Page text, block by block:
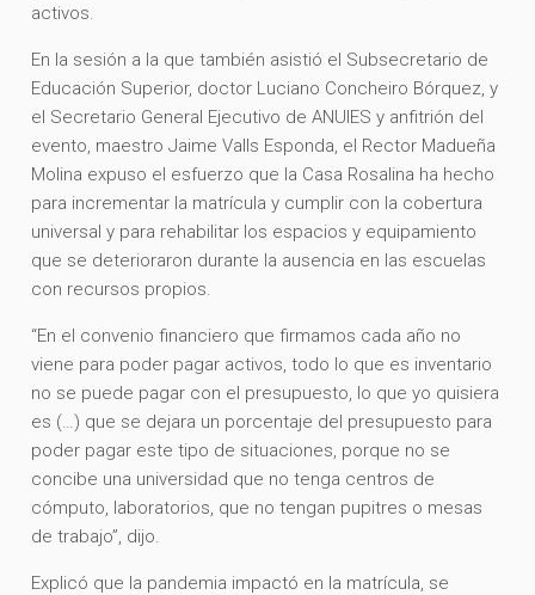
activos.
En la sesión a la que también asistió el Subsecretario de
Educación Superior, doctor Luciano Concheiro Bórquez, y
el Secretario General Ejecutivo de ANUIES y anfitrión del
evento, maestro Jaime Valls Esponda, el Rector Madueña
Molina expuso el esfuerzo que la Casa Rosalina ha hecho
para incrementar la matrícula y cumplir con la cobertura
universal y para rehabilitar los espacios y equipamiento
que se deterioraron durante la ausencia en las escuelas
con recursos propios.
“En el convenio financiero que firmamos cada año no
viene para poder pagar activos, todo lo que es inventario
no se puede pagar con el presupuesto, lo que yo quisiera
es (…) que se dejara un porcentaje del presupuesto para
poder pagar este tipo de situaciones, porque no se
concibe una universidad que no tenga centros de
cómputo, laboratorios, que no tengan pupitres o mesas
de trabajo”, dijo.
Explicó que la pandemia impactó en la matrícula, se